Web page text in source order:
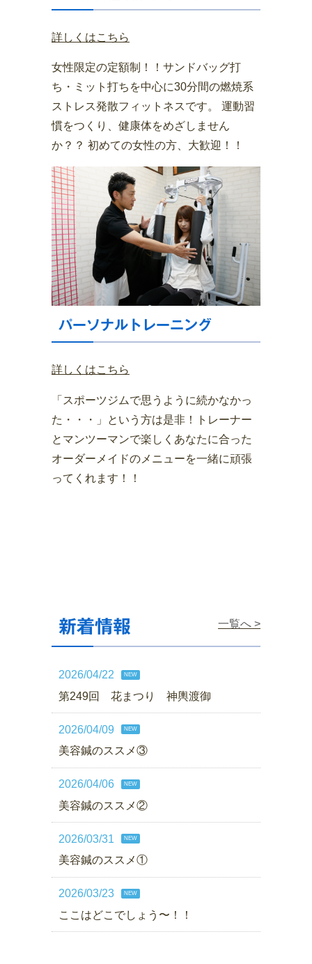
詳しくはこちら
女性限定の定額制！！サンドバッグ打
ち・ミット打ちを中心に30分間の燃焼系
ストレス発散フィットネスです。 運動習
慣をつくり、健康体をめざしません
か？？ 初めての女性の方、大歓迎！！
パーソナルトレーニング
詳しくはこちら
「スポーツジムで思うように続かなかっ
た・・・」という方は是非！トレーナー
とマンツーマンで楽しくあなたに合った
オーダーメイドのメニューを一緒に頑張
ってくれます！！
新着情報 一覧へ >
2026/04/22 NEW
第249回 花まつり 神輿渡御
2026/04/09 NEW
美容鍼のススメ③
2026/04/06 NEW
美容鍼のススメ②
2026/03/31 NEW
美容鍼のススメ①
2026/03/23 NEW
ここはどこでしょう〜！！